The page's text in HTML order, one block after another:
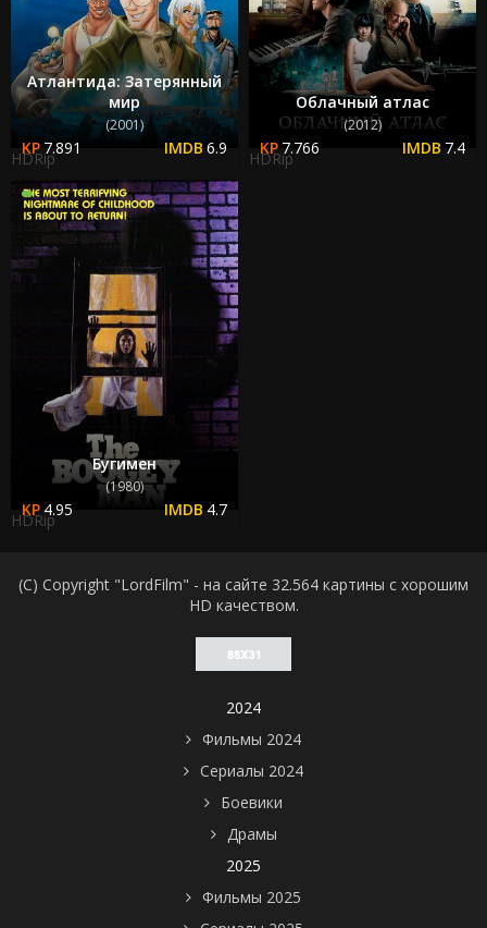
Атлантида: Затерянный
мир
(2001)
7.891 6.9
HDRip
Облачный атлас
(2012)
7.766 7.4
HDRip
Бугимен
(1980)
4.95 4.7
HDRip
(C) Copyright "LordFilm" - на сайте 32.564 картины с хорошим
HD качеством.
2024
Фильмы 2024
Сериалы 2024
Боевики
Драмы
2025
Фильмы 2025